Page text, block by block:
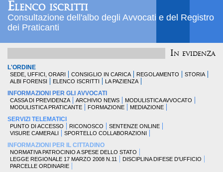
Elenco iscritti
Consultazione dell'albo degli Avvocati e del Registro
dei Praticanti
In evidenza
L'ORDINE
SEDE, UFFICI, ORARI CONSIGLIO IN CARICA REGOLAMENTO
STORIA
ALBI FORENSI
ELENCO ISCRITTI LA PAZIENZA
INFORMAZIONI PER GLI AVVOCATI
CASSA DI PREVIDENZA ARCHIVIO NEWS
MODULISTICA AVVOCATO
MODULISTICA PRATICANTE
FORMAZIONE MEDIAZIONE
SERVIZI TELEMATICI
PUNTO DI ACCESSO RICONOSCO
SENTENZE ONLINE
VISURE CAMERALI
SPORTELLO COLLABORAZIONI
INFORMAZIONI PER IL CITTADINO
NORMATIVA PATROCINIO A SPESE DELLO STATO
LEGGE REGIONALE 17 MARZO 2008 N.11
DISCIPLINA DIFESE D'UFFICIO
PARCELLE ORDINARIE